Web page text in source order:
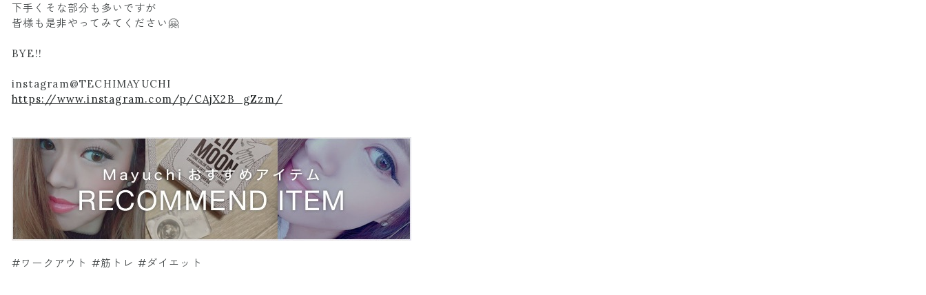
下手くそな部分も多いですが
皆様も是非やってみてください🤗
BYE!!
instagram@TECHIMAYUCHI
https://www.instagram.com/p/CAjX2B_gZzm/
#ワークアウト #筋トレ #ダイエット